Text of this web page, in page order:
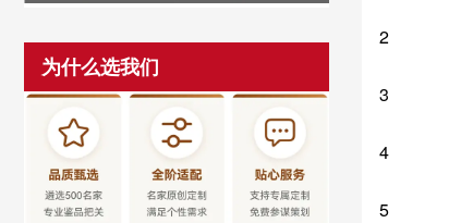
为什么选我们
2
3
4
5